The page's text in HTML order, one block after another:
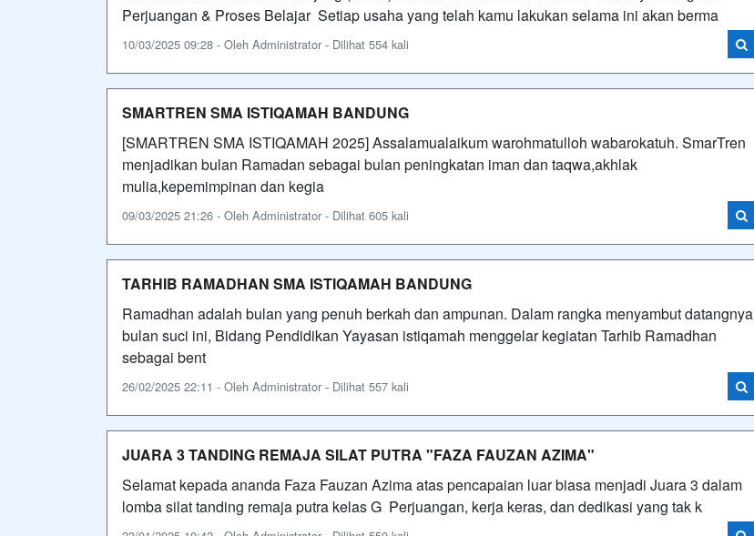
Perjuangan & Proses Belajar Setiap usaha yang telah kamu lakukan selama ini akan berma
10/03/2025 09:28 - Oleh Administrator - Dilihat 554 kali
SMARTREN SMA ISTIQAMAH BANDUNG
[SMARTREN SMA ISTIQAMAH 2025] Assalamualaikum warohmatulloh wabarokatuh. SmarTren
menjadikan bulan Ramadan sebagai bulan peningkatan iman dan taqwa,akhlak
mulia,kepemimpinan dan kegia
09/03/2025 21:26 - Oleh Administrator - Dilihat 605 kali
TARHIB RAMADHAN SMA ISTIQAMAH BANDUNG
Ramadhan adalah bulan yang penuh berkah dan ampunan. Dalam rangka menyambut datangnya
bulan suci ini, Bidang Pendidikan Yayasan istiqamah menggelar kegiatan Tarhib Ramadhan
sebagai bent
26/02/2025 22:11 - Oleh Administrator - Dilihat 557 kali
JUARA 3 TANDING REMAJA SILAT PUTRA "FAZA FAUZAN AZIMA"
Selamat kepada ananda Faza Fauzan Azima atas pencapaian luar biasa menjadi Juara 3 dalam
lomba silat tanding remaja putra kelas G Perjuangan, kerja keras, dan dedikasi yang tak k